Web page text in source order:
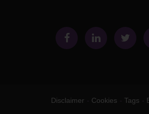
Disclaimer Cookies Tags